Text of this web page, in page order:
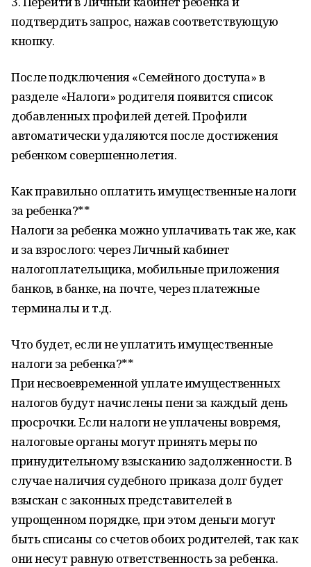
подтвердить запрос, нажав соответствующую
кнопку.
После подключения «Семейного доступа» в
разделе «Налоги» родителя появится список
добавленных профилей детей. Профили
автоматически удаляются после достижения
ребенком совершеннолетия.
Как правильно оплатить имущественные налоги
за ребенка?**
Налоги за ребенка можно уплачивать так же, как
и за взрослого: через Личный кабинет
налогоплательщика, мобильные приложения
банков, в банке, на почте, через платежные
терминалы и т.д.
Что будет, если не уплатить имущественные
налоги за ребенка?**
При несвоевременной уплате имущественных
налогов будут начислены пени за каждый день
просрочки. Если налоги не уплачены вовремя,
налоговые органы могут принять меры по
принудительному взысканию задолженности. В
случае наличия судебного приказа долг будет
взыскан с законных представителей в
упрощенном порядке, при этом деньги могут
быть списаны со счетов обоих родителей, так как
они несут равную ответственность за ребенка.